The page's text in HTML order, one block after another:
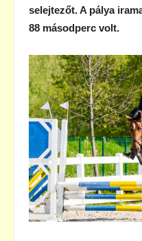
selejtezőt. A pálya
88 másodperc volt.